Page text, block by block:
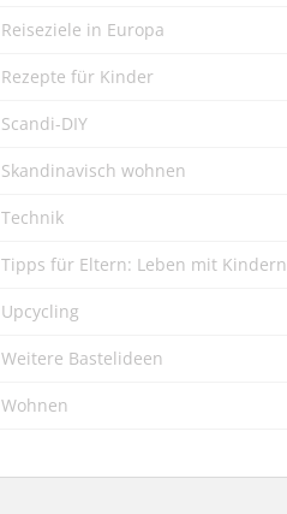
Reiseziele in Europa
Rezepte für Kinder
Scandi-DIY
Skandinavisch wohnen
Technik
Tipps für Eltern: Leben mit Kindern
Upcycling
Weitere Bastelideen
Wohnen